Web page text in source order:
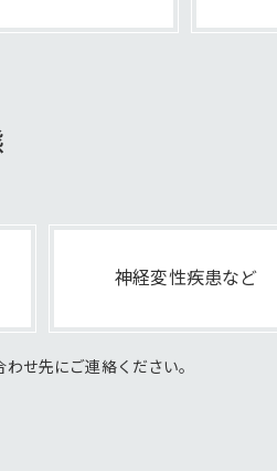
神経変性疾患など
せ先にご連絡ください。